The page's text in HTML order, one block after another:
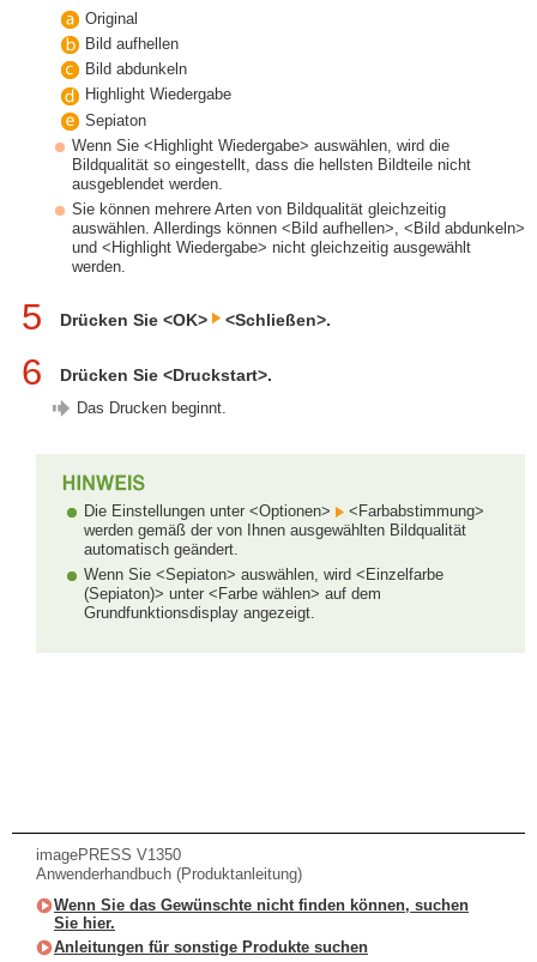
Original
Bild aufhellen
Bild abdunkeln
Highlight Wiedergabe
Sepiaton
Wenn Sie <Highlight Wiedergabe> auswählen, wird die
Bildqualität so eingestellt, dass die hellsten Bildteile nicht
ausgeblendet werden.
Sie können mehrere Arten von Bildqualität gleichzeitig
auswählen. Allerdings können <Bild aufhellen>, <Bild abdunkeln>
und <Highlight Wiedergabe> nicht gleichzeitig ausgewählt
werden.
5 Drücken Sie <OK> <Schließen>.
6 Drücken Sie <Druckstart>.
Das Drucken beginnt.
Die Einstellungen unter <Optionen>
<Farbabstimmung>
werden gemäß der von Ihnen ausgewählten Bildqualität
automatisch geändert.
Wenn Sie <Sepiaton> auswählen, wird <Einzelfarbe
(Sepiaton)> unter <Farbe wählen> auf dem
Grundfunktionsdisplay angezeigt.
imagePRESS V1350
Anwenderhandbuch (Produktanleitung)
Wenn Sie das Gewünschte nicht finden können, suchen
Sie hier.
Anleitungen für sonstige Produkte suchen